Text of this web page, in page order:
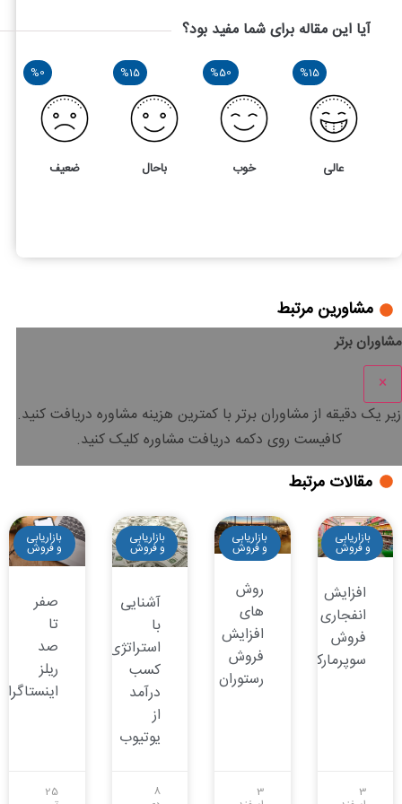
آیا این مقاله برای شما مفید بود؟
%15
عالی
%50
خوب
%15
باحال
%0
ضعیف
مشاورین مرتبط
مشاوران برتر
×
زیر یک دقیقه از مشاوران برتر باکمترین هزینه مشاوره دریافت کنید.
کافیست روی دکمه دریافت مشاوره کلیک کنید.
مقالات مرتبط
بازاریابی
و فروش
افزایش
انفجاری
فروش
سوپرمارکت
3
بازاریابی
و فروش
روش
های
افزایش
فروش
رستوران
3
بازاریابی
و فروش
آشنایی
با
استراتژی‌های
کسب
درآمد
از
یوتیوب
8
بازاریابی
و فروش
صفر
تا
صد
ریلز
اینستاگرام
25